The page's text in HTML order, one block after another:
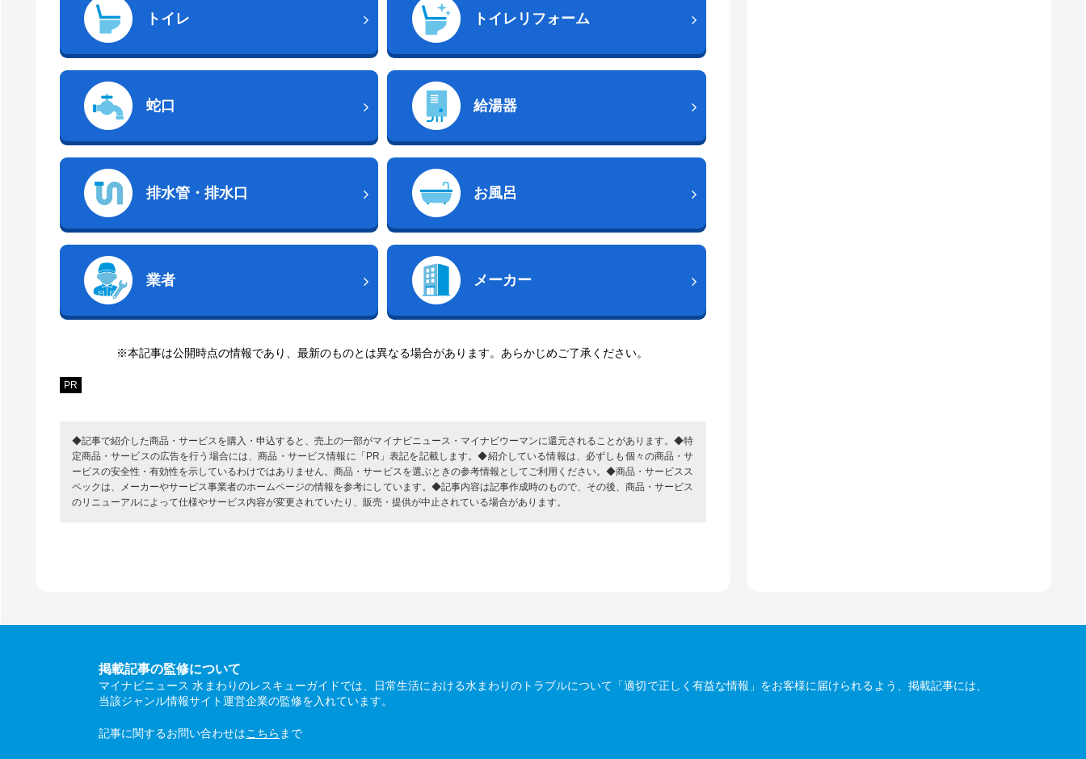
トイレ トイレリフォーム
蛇口 給湯器
排水管・排水口 お風呂
業者 メーカー
※本記事は公開時点の情報であり、最新のものとは異なる場合があります。あらかじめご了承ください。
PR
◆記事で紹介した商品・サービスを購入・申込すると、売上の一部がマイナビニュース・マイナビウーマンに還元されることがあります。◆特
定商品・サービスの広告を行う場合には、商品・サービス情報に「PR」表記を記載します。◆紹介している情報は、必ずしも個々の商品・サ
ービスの安全性・有効性を示しているわけではありません。商品・サービスを選ぶときの参考情報としてご利用ください。◆商品・サービスス
ペックは、メーカーやサービス事業者のホームページの情報を参考にしています。◆記事内容は記事作成時のもので、その後、商品・サービス
のリニューアルによって仕様やサービス内容が変更されていたり、販売・提供が中止されている場合があります。
掲載記事の監修について
マイナビニュース 水まわりのレスキューガイドでは、日常生活における水まわりのトラブルについて「適切で正しく有益な情報」をお客様に届けられるよう、掲載記事には、
当該ジャンル情報サイト運営企業の監修を入れています。
記事に関するお問い合わせはこちら まで